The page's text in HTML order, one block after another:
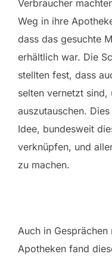
Verbraucher
Weg in ihre
dass das gesuchte
erhältlich war. Die
stellten fest, dass
selten vernetzt sind,
auszutauschen.
Idee, bundesweit
verknüpfen, und
zu machen.
Auch in Gesprächen
Apotheken fand